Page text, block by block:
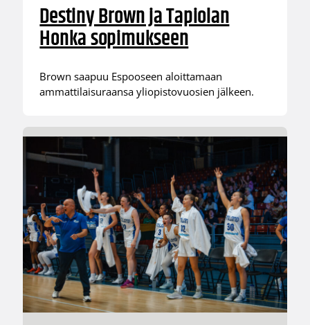
Destiny Brown ja Tapiolan
Honka sopimukseen
Brown saapuu Espooseen aloittamaan
ammattilaisuraansa yliopistovuosien jälkeen.